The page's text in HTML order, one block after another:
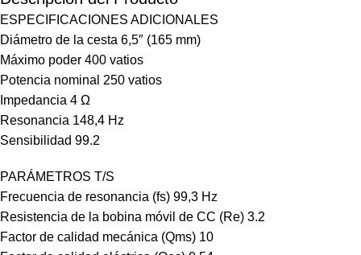
ESPECIFICACIONES ADICIONALES
Diámetro de la cesta 6,5″ (165 mm)
Máximo poder 400 vatios
Potencia nominal 250 vatios
Impedancia 4 Ω
Resonancia 148,4 Hz
Sensibilidad 99.2
PARÁMETROS T/S
Frecuencia de resonancia (fs) 99,3 Hz
Resistencia de la bobina móvil de CC (Re) 3.2
Factor de calidad mecánica (Qms) 10